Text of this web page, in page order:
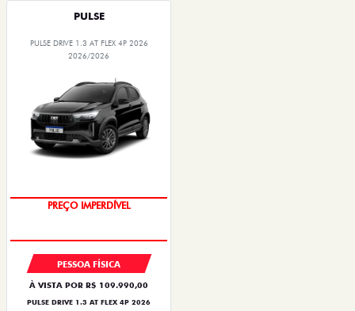
PULSE
PULSE DRIVE 1.3 AT FLEX 4P 2026
2026/2026
O SUV AUTOMÁTICO MAIS
BARATO DO BRASIL
PESSOA FÍSICA
À VISTA POR R$ 109.990,00
PULSE DRIVE 1.3 AT FLEX 4P 2026